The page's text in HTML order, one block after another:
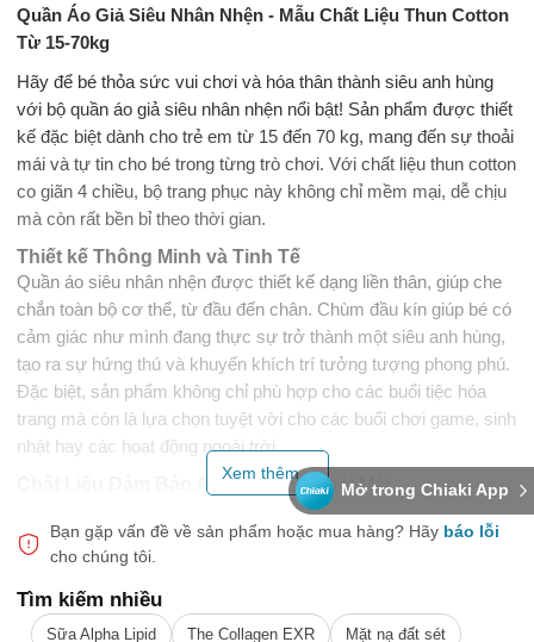
Mở trong Chiaki App
Quần Áo Giả Siêu Nhân Nhện - Mẫu Chất Liệu Thun Cotton
Từ 15-70kg
Hãy để bé thỏa sức vui chơi và hóa thân thành siêu anh hùng
với bộ quần áo giả siêu nhân nhện nổi bật! Sản phẩm được thiết
kế đặc biệt dành cho trẻ em từ 15 đến 70 kg, mang đến sự thoải
mái và tự tin cho bé trong từng trò chơi. Với chất liệu thun cotton
co giãn 4 chiều, bộ trang phục này không chỉ mềm mại, dễ chịu
mà còn rất bền bỉ theo thời gian.
Thiết kế Thông Minh và Tinh Tế
Quần áo siêu nhân nhện được thiết kế dạng liền thân, giúp che
chắn toàn bộ cơ thể, từ đầu đến chân. Chùm đầu kín giúp bé có
cảm giác như mình đang thực sự trở thành một siêu anh hùng,
tạo ra sự hứng thú và khuyến khích trí tưởng tượng phong phú.
Đặc biệt, sản phẩm không chỉ phù hợp cho các buổi tiệc hóa
trang mà còn là lựa chọn tuyệt vời cho các buổi chơi game, sinh
nhật hay các hoạt động ngoài trời.
Chất Liệu Đảm Bảo An Toàn và Thoải Mái
Được làm từ chất liệu thun cotton cao cấp, bộ quần áo không
chỉ có độ co giãn tốt mà còn rất thân thiện với làn da của trẻ nhỏ.
Sản phẩm giữ cho bé luôn khô thoáng, thoải mái trong suốt thời
gian sử dụng, ngay cả khi tham gia các hoạt động vui chơi sôi
nổi. Chất liệu này cũng dễ dàng giặt giũ, ít bị nhăn và giữ màu
Xem thêm...
Bạn gặp vấn đề về sản phẩm hoặc mua hàng? Hãy báo lỗi
cho chúng tôi.
Tìm kiếm nhiều
Sữa Alpha Lipid The Collagen EXR Mặt nạ đất sét